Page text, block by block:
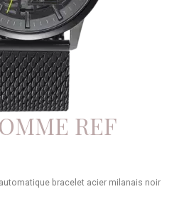
REF
bracelet acier milanais noir